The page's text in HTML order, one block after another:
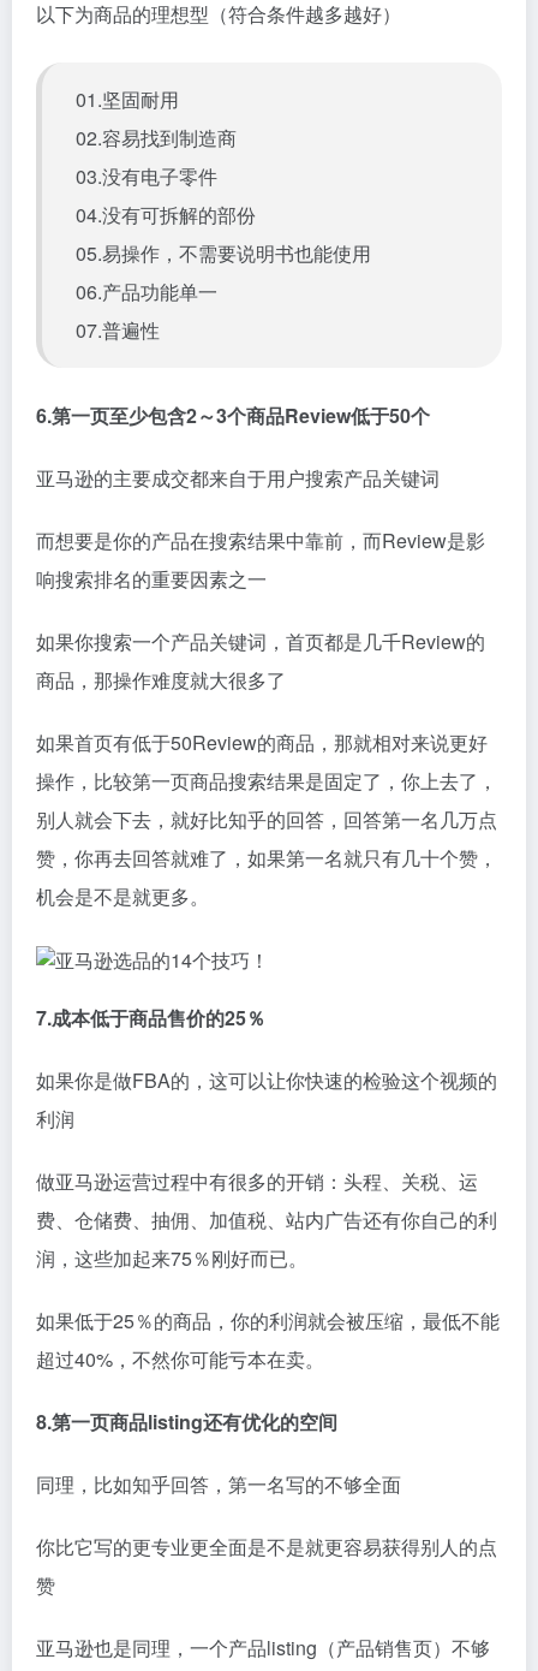
以下为商品的理想型（符合条件越多越好）
01.坚固耐用
02.容易找到制造商
03.没有电子零件
04.没有可拆解的部份
05.易操作，不需要说明书也能使用
06.产品功能单一
07.普遍性
6.第一页至少包含2～3个商品Review低于50个
亚马逊的主要成交都来自于用户搜索产品关键词
而想要是你的产品在搜索结果中靠前，而Review是影
响搜索排名的重要因素之一
如果你搜索一个产品关键词，首页都是几千Review的
商品，那操作难度就大很多了
如果首页有低于50Review的商品，那就相对来说更好
操作，比较第一页商品搜索结果是固定了，你上去了，
别人就会下去，就好比知乎的回答，回答第一名几万点
赞，你再去回答就难了，如果第一名就只有几十个赞，
机会是不是就更多。
7.成本低于商品售价的25％
如果你是做FBA的，这可以让你快速的检验这个视频的
利润
做亚马逊运营过程中有很多的开销：头程、关税、运
费、仓储费、抽佣、加值税、站内广告还有你自己的利
润，这些加起来75％刚好而已。
如果低于25％的商品，你的利润就会被压缩，最低不能
超过40%，不然你可能亏本在卖。
8.第一页商品listing还有优化的空间
同理，比如知乎回答，第一名写的不够全面
你比它写的更专业更全面是不是就更容易获得别人的点
赞
亚马逊也是同理，一个产品listing（产品销售页）不够